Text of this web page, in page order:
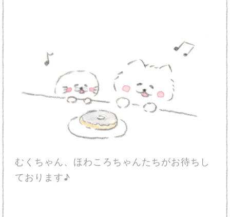
むくちゃん、ほわころちゃんたちがお待ちし
ております♪